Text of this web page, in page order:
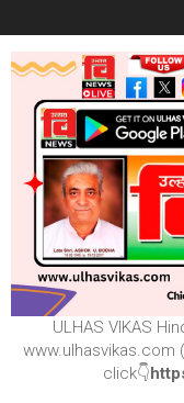
ULHAS VIKAS
www.ulhasvikas.com
click👇